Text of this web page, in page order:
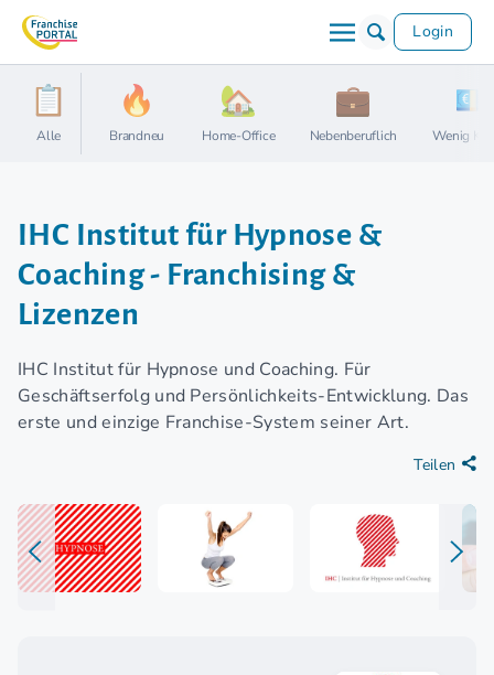
Login
Alle Brandneu Home-Office Nebenberuflich Wenig
IHC Institut für Hypnose &
Coaching - Franchising &
Lizenzen
IHC Institut für Hypnose und Coaching. Für
Geschäftserfolg und Persönlichkeits-Entwicklung. Das
erste und einzige Franchise-System seiner Art.
Teilen